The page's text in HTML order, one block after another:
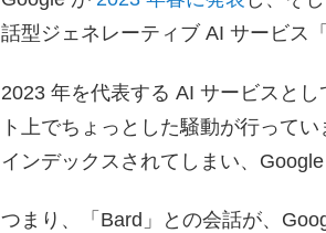
話型ジェネレーティブ AI サービス「
2023 年を代表する AI サービスと
ト上でちょっとした騒動が行って
インデックスされてしまい、
つまり、「Bard」との会話が、